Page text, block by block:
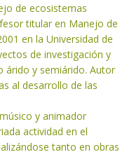
de ecosistemas
titular en Manejo de
en la Universidad de
de investigación y
árido y semiárido. Autor
al desarrollo de las
y animador
actividad en el
tanto en obras